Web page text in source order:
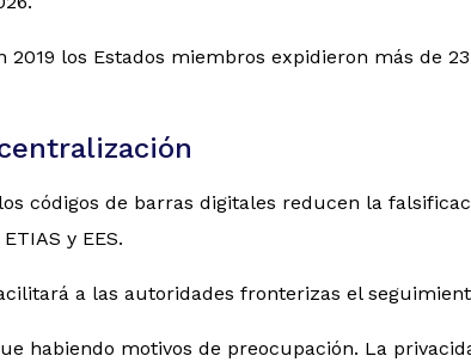
2019 los Estados miembros expidieron más de
códigos de barras digitales reducen la
y EES.
a las autoridades fronterizas el
habiendo motivos de preocupación. La